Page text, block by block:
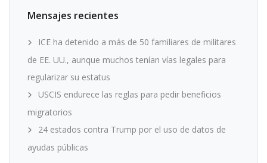
Mensajes recientes
ICE ha detenido a más de 50 familiares de militares
de EE. UU., aunque muchos tenían vías legales para
regularizar su estatus
USCIS endurece las reglas para pedir beneficios
migratorios
24 estados contra Trump por el uso de datos de
ayudas públicas